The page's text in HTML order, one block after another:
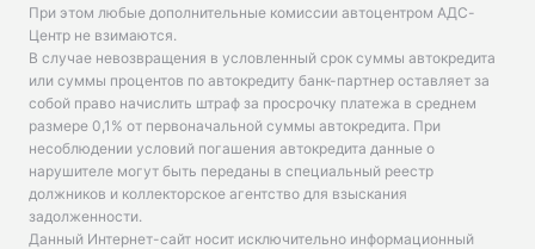
При этом любые дополнительные комиссии автоцентром АДС-
Центр не взимаются.
В случае невозвращения в условленный срок суммы автокредита
или суммы процентов по автокредиту банк-партнер оставляет за
собой право начислить штраф за просрочку платежа в среднем
размере 0,1% от первоначальной суммы автокредита. При
несоблюдении условий погашения автокредита данные о
нарушителе могут быть переданы в специальный реестр
должников и коллекторское агентство для взыскания
задолженности.
Данный Интернет-сайт носит исключительно информационный